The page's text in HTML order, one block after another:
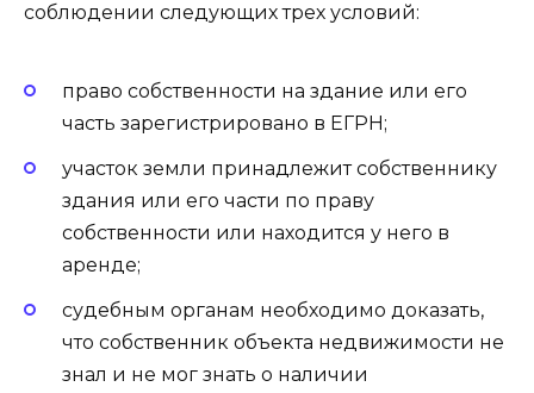
соблюдении следующих трех условий:
право собственности на здание или его
часть зарегистрировано в ЕГРН;
участок земли принадлежит собственнику
здания или его части по праву
собственности или находится у него в
аренде;
судебным органам необходимо доказать,
что собственник объекта недвижимости не
знал и не мог знать о наличии